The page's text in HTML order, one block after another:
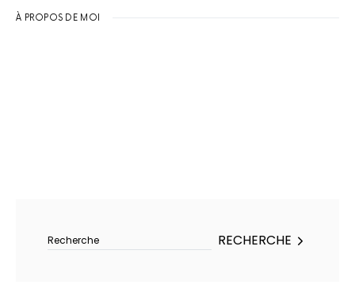
À PROPOS DE MOI
RECHERCHE